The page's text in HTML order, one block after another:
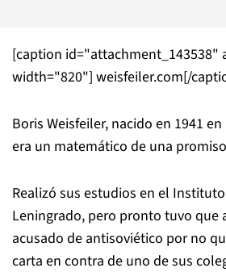
[caption id="attachment_143538"
width="820"] weisfeiler.com[/
Boris Weisfeiler, nacido en 1941
era un matemático de una
Realizó sus estudios en el
Leningrado, pero pronto tuvo que
acusado de antisoviético por no
carta en contra de uno de sus